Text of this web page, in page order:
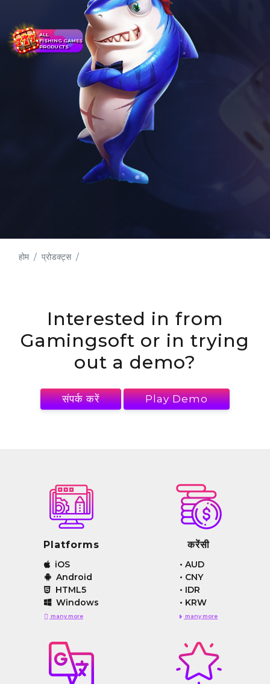
ALL
FISHING GAMES
PRODUCTS
होम प्रोडक्ट्स
Interested in from
Gamingsoft or in trying
out a demo?
संपर्क करें Play Demo
Platforms
iOS
Android
HTML5
Windows
many more
करेंसी
•AUD
• CNY
• IDR
• KRW
many more